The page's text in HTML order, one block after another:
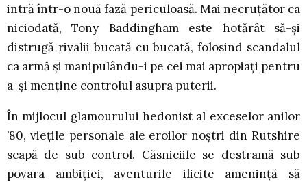
intră într-o nouă fază periculoasă. Mai necruțător ca
niciodată, Tony Baddingham este hotărât să-și
distrugă rivalii bucată cu bucată, folosind scandalul
ca armă și manipulându-i pe cei mai apropiați pentru
a-și menține controlul asupra puterii.
În mijlocul glamourului hedonist al exceselor anilor
’80, viețile personale ale eroilor noștri din Rutshire
scapă de sub control. Căsniciile se destramă sub
povara ambiției, aventurile ilicite amenință să